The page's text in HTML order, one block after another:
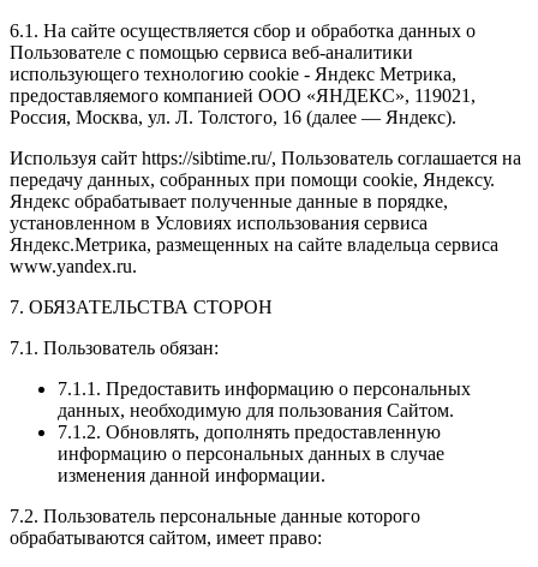
6.1. На сайте осуществляется сбор и обработка данных о
Пользователе с помощью сервиса веб-аналитики
использующего технологию cookie - Яндекс Метрика,
предоставляемого компанией ООО «ЯНДЕКС», 119021,
Россия, Москва, ул. Л. Толстого, 16 (далее — Яндекс).
Используя сайт https://sibtime.ru/, Пользователь соглашается на
передачу данных, собранных при помощи cookie, Яндексу.
Яндекс обрабатывает полученные данные в порядке,
установленном в Условиях использования сервиса
Яндекс.Метрика, размещенных на сайте владельца сервиса
www.yandex.ru.
7. ОБЯЗАТЕЛЬСТВА СТОРОН
7.1. Пользователь обязан:
7.1.1. Предоставить информацию о персональных
данных, необходимую для пользования Сайтом.
7.1.2. Обновлять, дополнять предоставленную
информацию о персональных данных в случае
изменения данной информации.
7.2. Пользователь персональные данные которого
обрабатываются сайтом, имеет право: